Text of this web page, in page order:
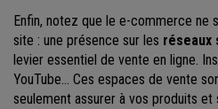
Enfin, notez que le e-commerce ne
site : une présence sur les réseaux
levier essentiel de vente en ligne.
YouTube… Ces espaces de vente
seulement assurer à vos produits et